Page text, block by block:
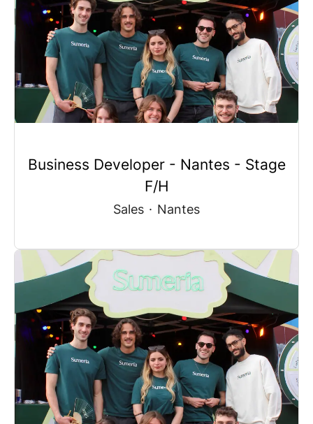
Business Developer - Nantes - Stage
F/H
Sales · Nantes